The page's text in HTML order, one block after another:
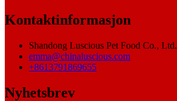
Kontaktinformasjon
Shandong Luscious Pet Food Co., Ltd.
emma@chinaluscious.com
+8613791869655
Nyhetsbrev